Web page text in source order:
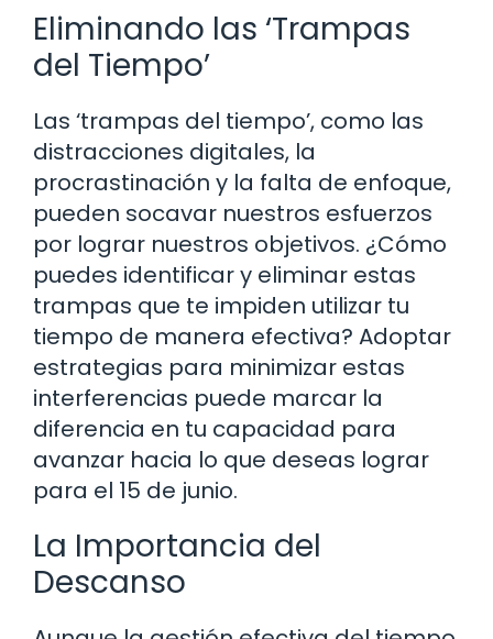
Eliminando las ‘Trampas
del Tiempo’
Las ‘trampas del tiempo’, como las
distracciones digitales, la
procrastinación y la falta de enfoque,
pueden socavar nuestros esfuerzos
por lograr nuestros objetivos. ¿Cómo
puedes identificar y eliminar estas
trampas que te impiden utilizar tu
tiempo de manera efectiva? Adoptar
estrategias para minimizar estas
interferencias puede marcar la
diferencia en tu capacidad para
avanzar hacia lo que deseas lograr
para el 15 de junio.
La Importancia del
Descanso